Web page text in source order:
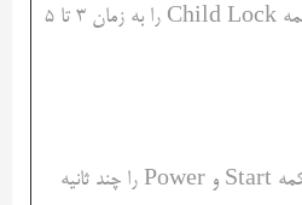
دکمه Child Lock را به زمان ۳ تا ۵
دکمه Start و Power را چند ثانیه